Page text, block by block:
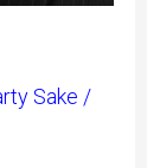
Sake /